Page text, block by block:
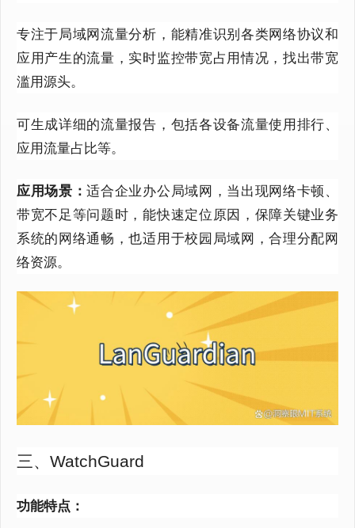
专注于局域网流量分析，能精准识别各类网络协议和
应用产生的流量，实时监控带宽占用情况，找出带宽
滥用源头。
可生成详细的流量报告，包括各设备流量使用排行、
应用流量占比等。
应用场景：适合企业办公局域网，当出现网络卡顿、
带宽不足等问题时，能快速定位原因，保障关键业务
系统的网络通畅，也适用于校园局域网，合理分配网
络资源。
三、WatchGuard
功能特点：